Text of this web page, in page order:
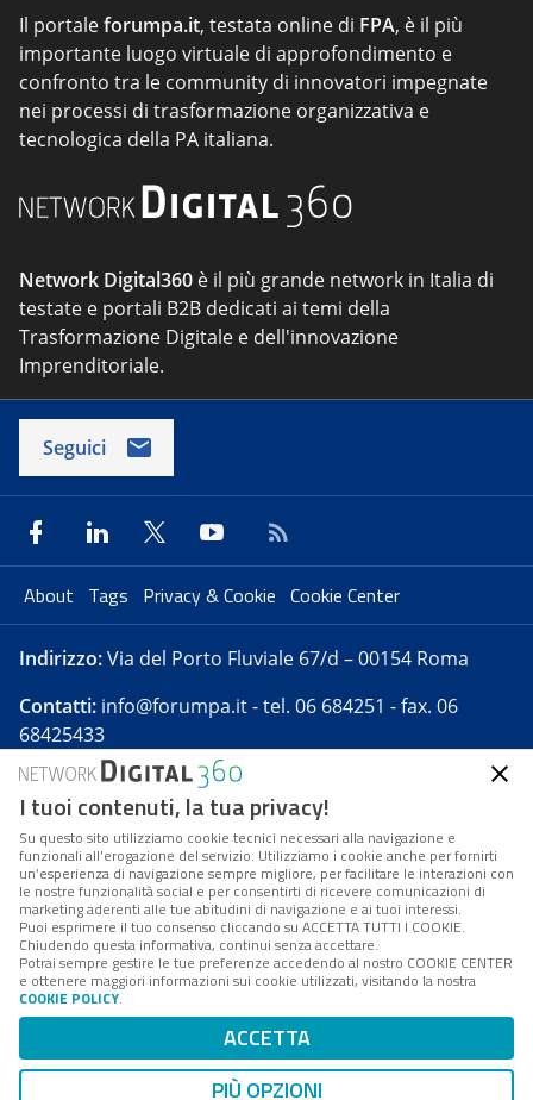
Il portaleforumpa.it, testata online di FPA, è il più
importante luogo virtuale di approfondimento e
confronto tra le community di innovatori impegnate
nei processi di trasformazione organizzativa e
tecnologica della PA italiana.
Network Digital360 è il più grande network in Italia di
testate e portali B2B dedicati ai temi della
Trasformazione Digitale e dell'innovazione
Imprenditoriale.
Seguici
About Tags Privacy & Cookie Cookie Center
Indirizzo:Via del Porto Fluviale 67/d – 00154 Roma
Contatti: info@forumpa.it- tel. 06 684251 - fax. 06
68425433
Forumpa.itè una pubblicazione telematica iscritta
presso Registro della stampa del Tribunale di Roma -
Reg. n. 182 del 2 maggio 2008 - Direttore resp. Michela
Stentella
FPA s.r.l. è società soggetta a Direzione e
Coordinamento da parte di Digital360 S.p.A. - FPA s.r.l.
è un'azienda certificata per il sistema di management
Codice Fiscale/Partita IVA n. 10693191008 - R.E.A. Roma
n. 1249791. ISP AWS
Mappa del sito
I tuoi contenuti, la tua privacy!
Su questo sito utilizziamo cookie tecnici necessari alla navigazione e
funzionali all’erogazione del servizio. Utilizziamo i cookie anche per fornirti
un’esperienza di navigazione sempre migliore, per facilitare le interazioni con
le nostre funzionalità social e per consentirti di ricevere comunicazioni di
marketing aderenti alle tue abitudini di navigazione e ai tuoi interessi.
Puoi esprimere il tuo consenso cliccando su ACCETTA TUTTI I COOKIE.
Chiudendo questa informativa, continui senza accettare.
Potrai sempre gestire le tue preferenze accedendo al nostro COOKIE CENTER
e ottenere maggiori informazioni sui cookie utilizzati, visitando la nostra
COOKIE POLICY.
ACCETTA
PIÙ OPZIONI